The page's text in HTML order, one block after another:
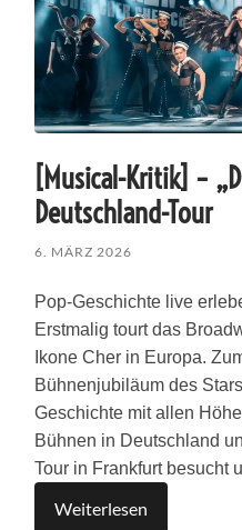
[Musical-Kritik] –
Deutschland-Tour
6. MÄRZ 2026
Pop-Geschichte live
Erstmalig tourt das
Ikone Cher in Europa.
Bühnenjubiläum des
Geschichte mit allen
Bühnen in Deutschland
Tour in Frankfurt besucht
Weiterlesen